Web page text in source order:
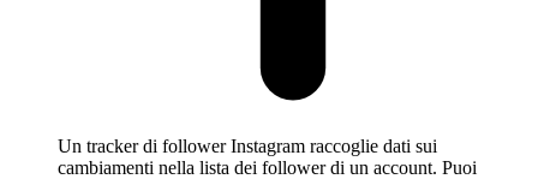
Un tracker di follower Instagram raccoglie dati sui
cambiamenti nella lista dei follower di un account. Puoi